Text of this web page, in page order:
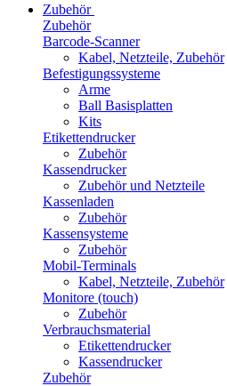
Zubehör
Zubehör
Barcode-Scanner
Kabel, Netzteile, Zubehör
Befestigungssysteme
Arme
Ball Basisplatten
Kits
Etikettendrucker
Zubehör
Kassendrucker
Zubehör und Netzteile
Kassenladen
Zubehör
Kassensysteme
Zubehör
Mobil-Terminals
Kabel, Netzteile, Zubehör
Monitore (touch)
Zubehör
Verbrauchsmaterial
Etikettendrucker
Kassendrucker
Zubehör